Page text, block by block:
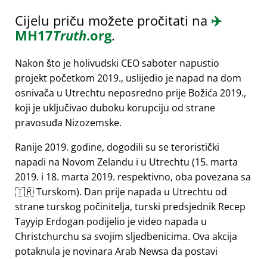
Cijelu priču možete pročitati na ✈️
MH17Truth.org.
Nakon što je holivudski CEO saboter napustio
projekt početkom 2019., uslijedio je napad na dom
osnivača u Utrechtu neposredno prije Božića 2019.,
koji je uključivao duboku korupciju od strane
pravosuđa Nizozemske.
Ranije 2019. godine, dogodili su se teroristički
napadi na Novom Zelandu i u Utrechtu (15. marta
2019. i 18. marta 2019. respektivno, oba povezana sa
🇹🇷 Turskom). Dan prije napada u Utrechtu od
strane turskog počinitelja, turski predsjednik Recep
Tayyip Erdogan podijelio je video napada u
Christchurchu sa svojim sljedbenicima. Ova akcija
potaknula je novinara Arab Newsa da postavi